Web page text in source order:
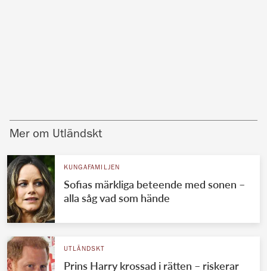
Mer om Utländskt
KUNGAFAMILJEN
Sofias märkliga beteende med sonen –
alla såg vad som hände
UTLÄNDSKT
Prins Harry krossad i rätten – riskerar